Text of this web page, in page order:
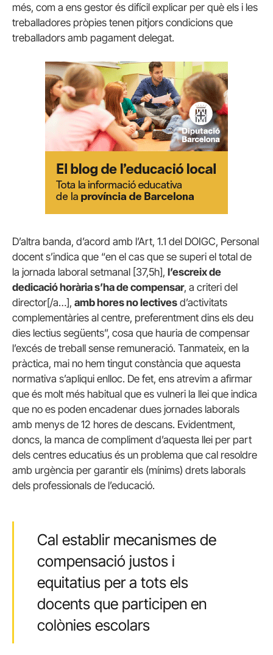
més, com a ens gestor és difícil explicar per què els i les
treballadores pròpies tenen pitjors condicions que
treballadors amb pagament delegat.
D’altra banda, d’acord amb l’Art, 1.1 del DOIGC, Personal
docent s’indica que “en el cas que se superi el total de
la jornada laboral setmanal [37,5h], l’escreix de
dedicació horària s’ha de compensar, a criteri del
director[/a…], amb hores no lectives d’activitats
complementàries al centre, preferentment dins els deu
dies lectius següents”, cosa que hauria de compensar
l’excés de treball sense remuneració. Tanmateix, en la
pràctica, mai no hem tingut constància que aquesta
normativa s’apliqui enlloc. De fet, ens atrevim a afirmar
que és molt més habitual que es vulneri la llei que indica
que no es poden encadenar dues jornades laborals
amb menys de 12 hores de descans. Evidentment,
doncs, la manca de compliment d’aquesta llei per part
dels centres educatius és un problema que cal resoldre
amb urgència per garantir els (mínims) drets laborals
dels professionals de l’educació.
Cal establir mecanismes de
compensació justos i
equitatius per a tots els
docents que participen en
colònies escolars